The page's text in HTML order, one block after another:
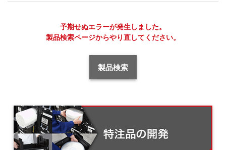
予期せぬエラーが発生しました。
製品検索ページからやり直してください。
製品検索